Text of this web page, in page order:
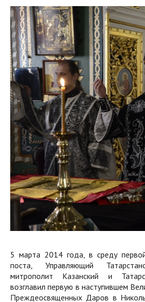
5 марта 2014 года, в среду
поста, Управляющий
митрополит Казанский и
возглавил первую в наступившем
Преждеосвященных Даров в